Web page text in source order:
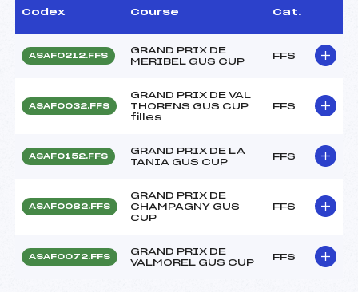
Codex Course Cat.
ASAF0212.FFS
GRAND PRIX DE
MERIBEL GUS CUP
FFS
ASAF0032.FFS
GRAND PRIX DE VAL
THORENS GUS CUP
filles
FFS
ASAF0152.FFS
GRAND PRIX DE LA
TANIA GUS CUP
FFS
ASAF0082.FFS
GRAND PRIX DE
CHAMPAGNY GUS
CUP
FFS
ASAF0072.FFS
GRAND PRIX DE
VALMOREL GUS CUP
FFS